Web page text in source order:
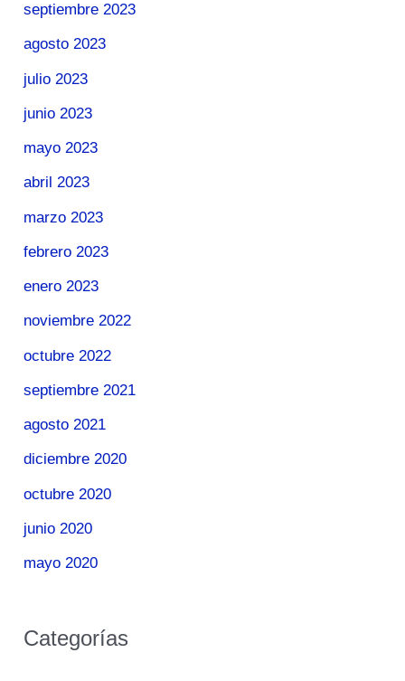
septiembre 2023
agosto 2023
julio 2023
junio 2023
mayo 2023
abril 2023
marzo 2023
febrero 2023
enero 2023
noviembre 2022
octubre 2022
septiembre 2021
agosto 2021
diciembre 2020
octubre 2020
junio 2020
mayo 2020
Categorías